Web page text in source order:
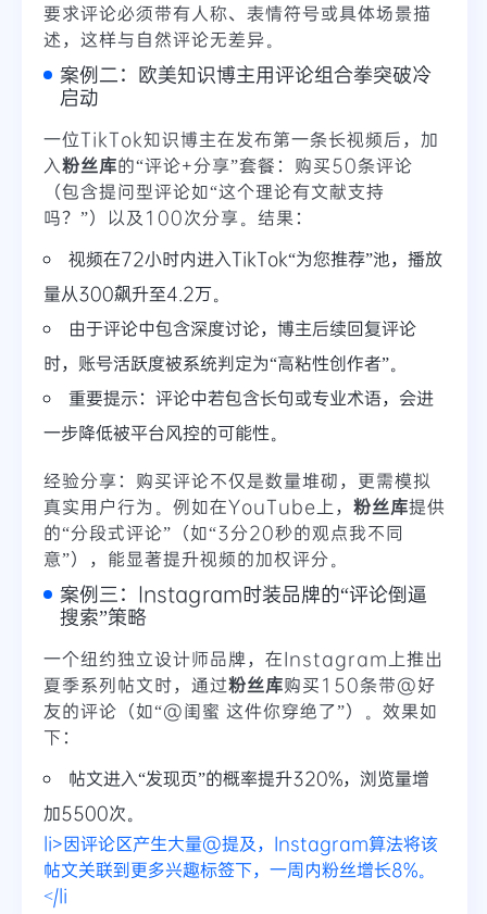
要求评论必须带有人称、表情符号或具体场景描
述，这样与自然评论无差异。
案例二：欧美知识博主用评论组合拳突破冷
启动
一位TikTok知识博主在发布第一条长视频后，加
入粉丝库的“评论+分享”套餐：购买50条评论
（包含提问型评论如“这个理论有文献支持
吗？”）以及100次分享。结果：
视频在72小时内进入TikTok“为您推荐”池，播放
量从300飙升至4.2万。
由于评论中包含深度讨论，博主后续回复评论
时，账号活跃度被系统判定为“高粘性创作者”。
重要提示：评论中若包含长句或专业术语，会进
一步降低被平台风控的可能性。
经验分享：购买评论不仅是数量堆砌，更需模拟
真实用户行为。例如在YouTube上， 粉丝库提供
的“分段式评论”（如“3分20秒的观点我不同
意”），能显著提升视频的加权评分。
案例三：Instagram时装品牌的“评论倒逼
搜索”策略
一个纽约独立设计师品牌，在Instagram上推出
夏季系列帖文时，通过粉丝库购买150条带@好
友的评论（如“@闺蜜 这件你穿绝了”）。效果如
下：
帖文进入“发现页”的概率提升320%，浏览量增
加5500次。
li>因评论区产生大量@提及，Instagram算法将该
帖文关联到更多兴趣标签下，一周内粉丝增长8%。
</li